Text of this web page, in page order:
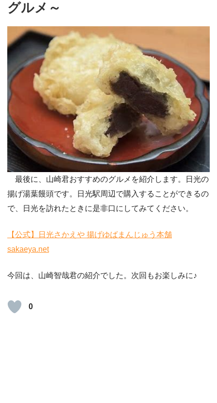
グルメ～
最後に、山崎君おすすめのグルメを紹介します。日光の
揚げ湯葉饅頭です。日光駅周辺で購入することができるの
で、日光を訪れたときに是非口にしてみてください。
【公式】日光さかえや 揚げゆばまんじゅう本舗
sakaeya.net
今回は、山崎智哉君の紹介でした。次回もお楽しみに♪
0